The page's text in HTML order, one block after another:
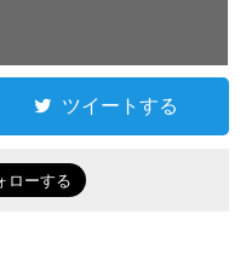
ツイートする